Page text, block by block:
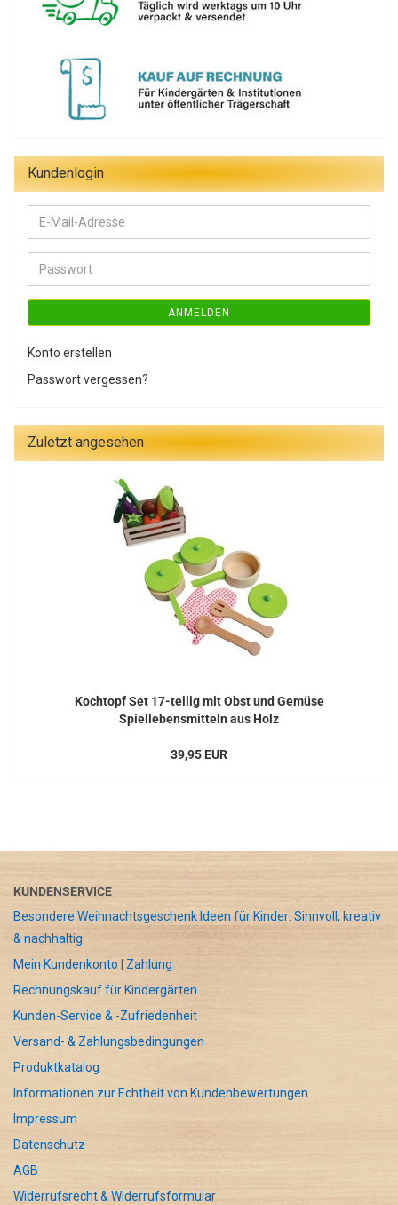
Kundenlogin
E-
Mail-
Adresse
Passwort
ANMELDEN
Konto erstellen
Passwort vergessen?
Zuletzt angesehen
Kochtopf Set 17-teilig mit Obst und Gemüse
Spiellebensmitteln aus Holz
39,95 EUR
KUNDENSERVICE
Besondere Weihnachtsgeschenk Ideen für Kinder: Sinnvoll, kreativ
& nachhaltig
Mein Kundenkonto | Zahlung
Rechnungskauf für Kindergärten
Kunden-Service & -Zufriedenheit
Versand- & Zahlungsbedingungen
Produktkatalog
Informationen zur Echtheit von Kundenbewertungen
Impressum
Datenschutz
AGB
Widerrufsrecht & Widerrufsformular